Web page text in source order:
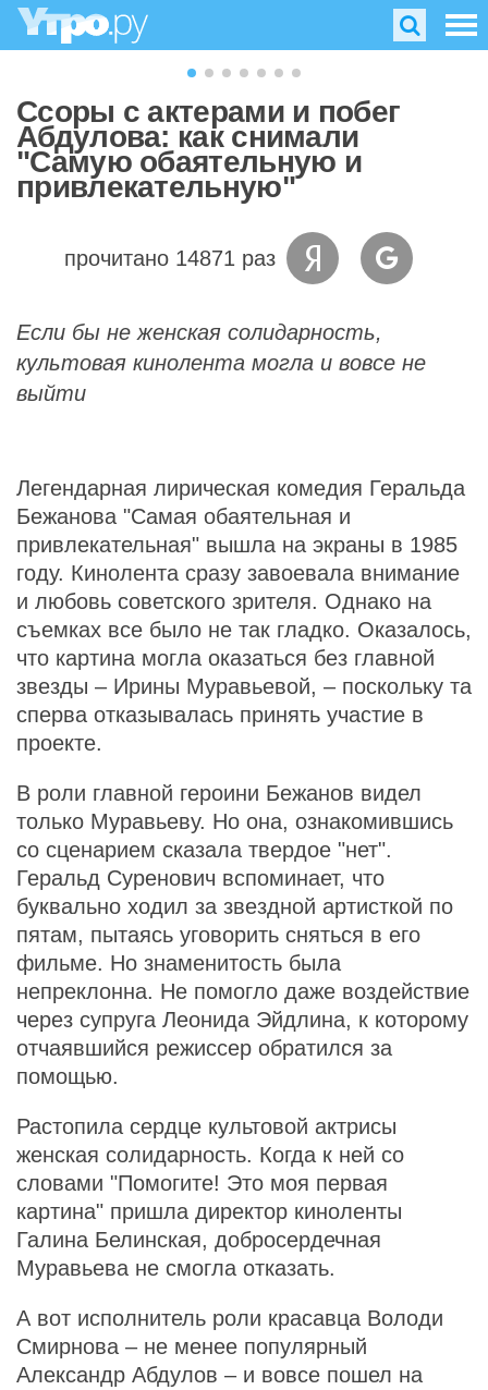
Ссоры с актерами и побег
Абдулова: как снимали
"Самую обаятельную и
привлекательную"
прочитано 14871 раз
Если бы не женская солидарность,
культовая кинолента могла и вовсе не
выйти
Легендарная лирическая комедия Геральда
Бежанова "Самая обаятельная и
привлекательная" вышла на экраны в 1985
году. Кинолента сразу завоевала внимание
и любовь советского зрителя. Однако на
съемках все было не так гладко. Оказалось,
что картина могла оказаться без главной
звезды – Ирины Муравьевой, – поскольку та
сперва отказывалась принять участие в
проекте.
В роли главной героини Бежанов видел
только Муравьеву. Но она, ознакомившись
со сценарием сказала твердое "нет".
Геральд Суренович вспоминает, что
буквально ходил за звездной артисткой по
пятам, пытаясь уговорить сняться в его
фильме. Но знаменитость была
непреклонна. Не помогло даже воздействие
через супруга Леонида Эйдлина, к которому
отчаявшийся режиссер обратился за
помощью.
Растопила сердце культовой актрисы
женская солидарность. Когда к ней со
словами "Помогите! Это моя первая
картина" пришла директор киноленты
Галина Белинская, добросердечная
Муравьева не смогла отказать.
А вот исполнитель роли красавца Володи
Смирнова – не менее популярный
Александр Абдулов – и вовсе пошел на